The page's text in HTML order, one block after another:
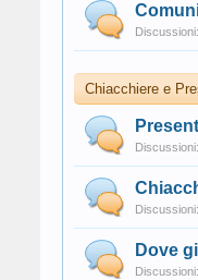
Discussioni:
Chiacchiere e
Discussioni:
Discussioni:
Dove
Discussioni: